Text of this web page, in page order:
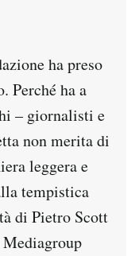
ha preso
Perché ha a
– giornalisti e
non merita di
leggera e
tempistica
di Pietro Scott